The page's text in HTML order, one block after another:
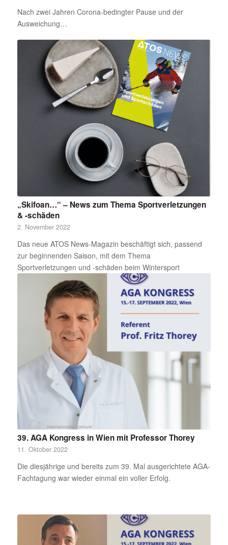
Nach zwei Jahren Corona-bedingter Pause und der
Ausweichung…
„Skifoan…“ – News zum Thema Sportverletzungen
& -schäden
2. November 2022
Das neue ATOS News-Magazin beschäftigt sich, passend
zur beginnenden Saison, mit dem Thema
Sportverletzungen und -schäden beim Wintersport
39. AGA Kongress in Wien mit Professor Thorey
11. Oktober 2022
Die diesjährige und bereits zum 39. Mal ausgerichtete AGA-
Fachtagung war wieder einmal ein voller Erfolg.